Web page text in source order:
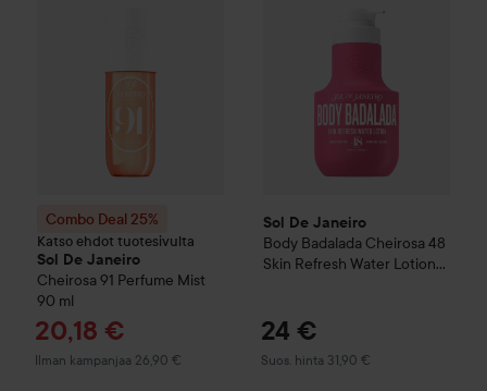
Combo Deal 25%
Katso ehdot tuotesivulta
Sol De Janeiro
Cheirosa 91 Perfume Mist
90 ml
Tarjoushinta
20,18 €
Ilman kampanjaa 26,90 €
Sol De Janeiro
Body Badalada Cheirosa 48
Skin Refresh Water Lotion
24 €
Suos. hinta 31,90 €
Suositeltu hinta 31,90 €